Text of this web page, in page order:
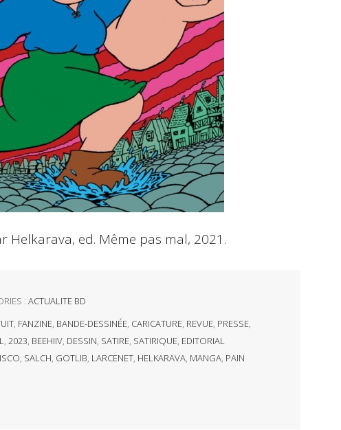
Helkarava, ed. Même pas mal, 2021.
:ACTUALITE BD
, FANZINE, BANDE-DESSINÉE, CARICATURE, REVUE, PRESSE,
, 2023, BEEHIIV, DESSIN, SATIRE, SATIRIQUE, EDITORIAL
, SALCH, GOTLIB, LARCENET, HELKARAVA, MANGA, PAIN